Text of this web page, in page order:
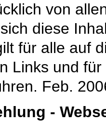
von
diese
für alle auf
Links und
Feb.
-